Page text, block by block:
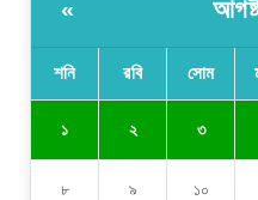
«
শনি রবি সোম
১ ২ ৩
৮ ৯ ১০